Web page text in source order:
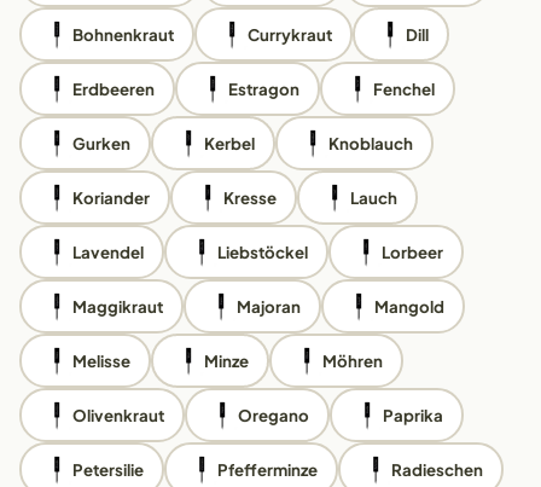
Bohnenkraut Currykraut Dill
Erdbeeren Estragon Fenchel
Gurken Kerbel Knoblauch
Koriander Kresse Lauch
Lavendel Liebstöckel Lorbeer
Maggikraut Majoran Mangold
Melisse Minze Möhren
Olivenkraut Oregano Paprika
Petersilie Pfefferminze Radieschen